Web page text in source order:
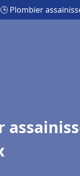
🕒 Plombier